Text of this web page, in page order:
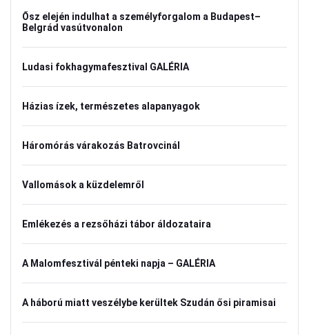
Ősz elején indulhat a személyforgalom a Budapest–
Belgrád vasútvonalon
Ludasi fokhagymafesztival GALÉRIA
Házias ízek, természetes alapanyagok
Háromórás várakozás Batrovcinál
Vallomások a küzdelemről
Emlékezés a rezsőházi tábor áldozataira
A Malomfesztivál pénteki napja – GALÉRIA
A háború miatt veszélybe kerültek Szudán ősi piramisai